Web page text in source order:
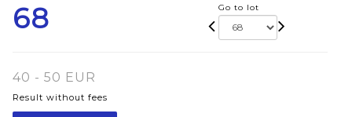
68 Go to lot
40 - 50 EUR
Result without fees